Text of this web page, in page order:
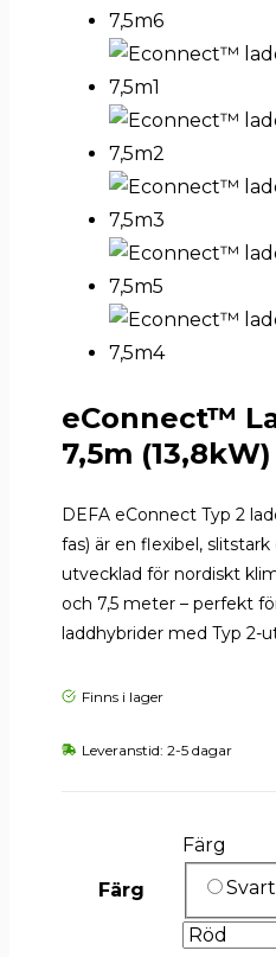
eConnect™
7,5m (13,8kW)
DEFA eConnect Typ 2
fas) är en flexibel,
utvecklad för nordiskt
och 7,5 meter – perfekt
laddhybrider med Typ 2-
Finns i lager
Leveranstid: 2-5 dagar
Färg
Färg
Svart